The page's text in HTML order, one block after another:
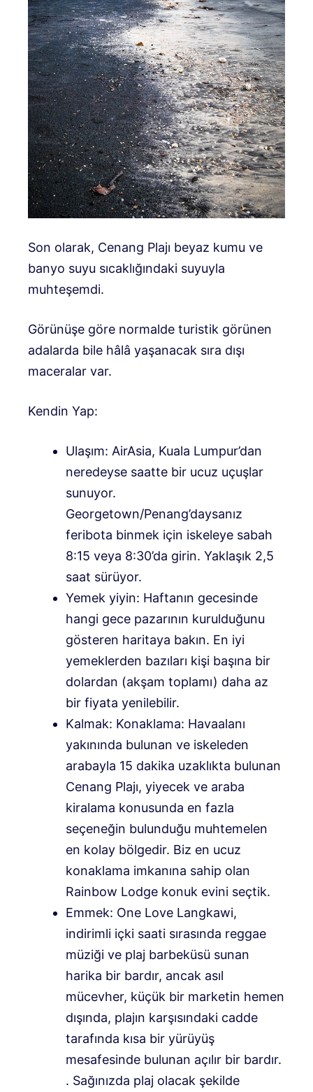
Son olarak, Cenang Plajı beyaz kumu ve
banyo suyu sıcaklığındaki suyuyla
muhteşemdi.
Görünüşe göre normalde turistik görünen
adalarda bile hâlâ yaşanacak sıra dışı
maceralar var.
Kendin Yap:
Ulaşım: AirAsia, Kuala Lumpur’dan
neredeyse saatte bir ucuz uçuşlar
sunuyor.
Georgetown/Penang’daysanız
feribota binmek için iskeleye sabah
8:15 veya 8:30’da girin. Yaklaşık 2,5
saat sürüyor.
Yemek yiyin: Haftanın gecesinde
hangi gece pazarının kurulduğunu
gösteren haritaya bakın. En iyi
yemeklerden bazıları kişi başına bir
dolardan (akşam toplamı) daha az
bir fiyata yenilebilir.
Kalmak: Konaklama: Havaalanı
yakınında bulunan ve iskeleden
arabayla 15 dakika uzaklıkta bulunan
Cenang Plajı, yiyecek ve araba
kiralama konusunda en fazla
seçeneğin bulunduğu muhtemelen
en kolay bölgedir. Biz en ucuz
konaklama imkanına sahip olan
Rainbow Lodge konuk evini seçtik.
Emmek: One Love Langkawi,
indirimli içki saati sırasında reggae
müziği ve plaj barbeküsü sunan
harika bir bardır, ancak asıl
mücevher, küçük bir marketin hemen
dışında, plajın karşısındaki cadde
tarafında kısa bir yürüyüş
mesafesinde bulunan açılır bir bardır.
. Sağınızda plaj olacak şekilde